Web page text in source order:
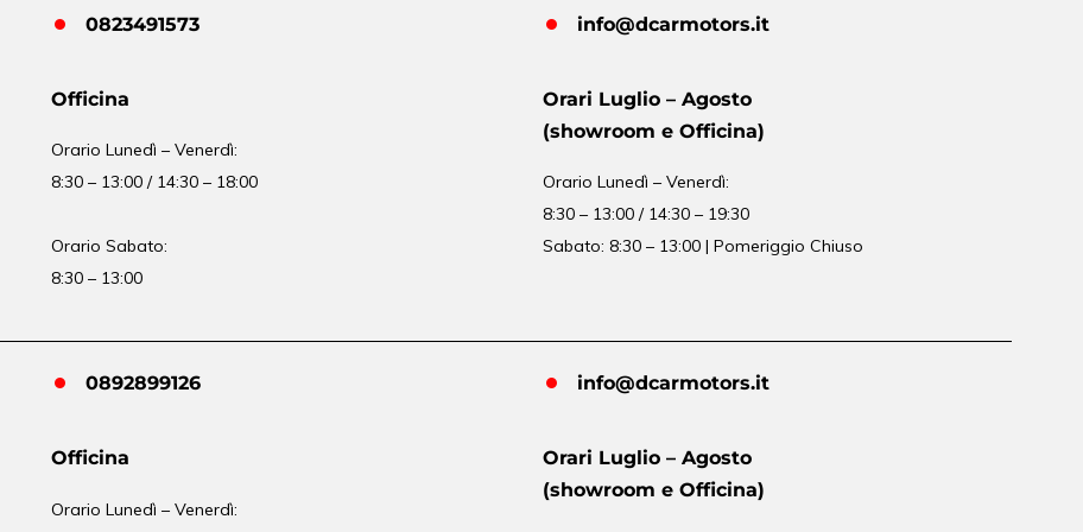
0823491573
Officina
Orario Lunedì – Venerdì:
8:30 – 13:00 / 14:30 – 18:00
Orario Sabato:
8:30 – 13:00
info@dcarmotors.it
Orari Luglio – Agosto
(showroom e Officina)
OrarioLunedì – Venerdì:
8:30 – 13:00 / 14:30 – 19:30
Sabato: 8:30 – 13:00 | Pomeriggio Chiuso
0892899126
Officina
Orario Lunedì – Venerdì:
info@dcarmotors.it
Orari Luglio – Agosto
(showroom e Officina)